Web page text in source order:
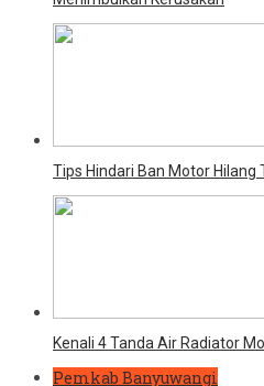
Tips Hindari Ban Motor Hilang
Kenali 4 Tanda Air Radiator
Pemkab Banyuwangi